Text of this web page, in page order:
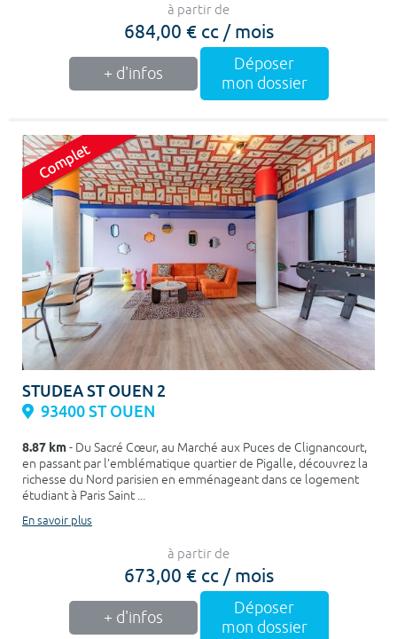
à partir de
684,00 € cc / mois
+ d'infos
Déposer
mon dossier
STUDEA ST OUEN 2
93400 ST OUEN
8.87 km- Du Sacré Cœur, au Marché aux Puces de Clignancourt,
en passant par l’emblématique quartier de Pigalle, découvrez la
richesse du Nord parisien en emménageant dans ce logement
étudiant à Paris Saint ...
En savoir plus
à partir de
673,00 € cc / mois
+ d'infos
Déposer
mon dossier